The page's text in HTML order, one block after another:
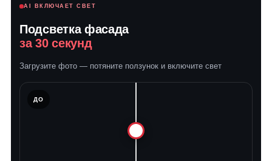
AI ВКЛЮЧАЕТ СВЕТ
Подсветка фасада
за 30 секунд
Загрузите фото — потяните ползунок и включите свет
ДО